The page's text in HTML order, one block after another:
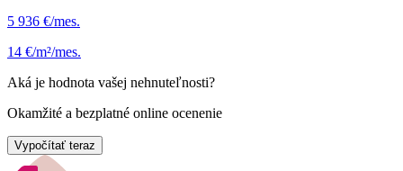
5 936 €/mes.
14 €/m²/mes.
Aká je hodnota vašej nehnuteľnosti?
Okamžité a bezplatné online ocenenie
Vypočítať teraz